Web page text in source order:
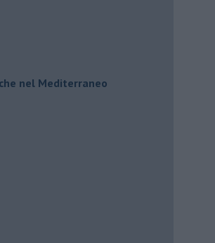
nel Mediterraneo